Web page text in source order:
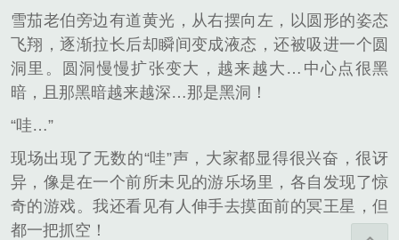
雪茄老伯旁边有道黄光，从右摆向左，以圆形的姿态
飞翔，逐渐拉长后却瞬间变成液态，还被吸进一个圆
洞里。圆洞慢慢扩张变大，越来越大…中心点很黑
暗，且那黑暗越来越深…那是黑洞！
“哇…”
现场出现了无数的“哇”声，大家都显得很兴奋，很讶
异，像是在一个前所未见的游乐场里，各自发现了惊
奇的游戏。我还看见有人伸手去摸面前的冥王星，但
都一把抓空！